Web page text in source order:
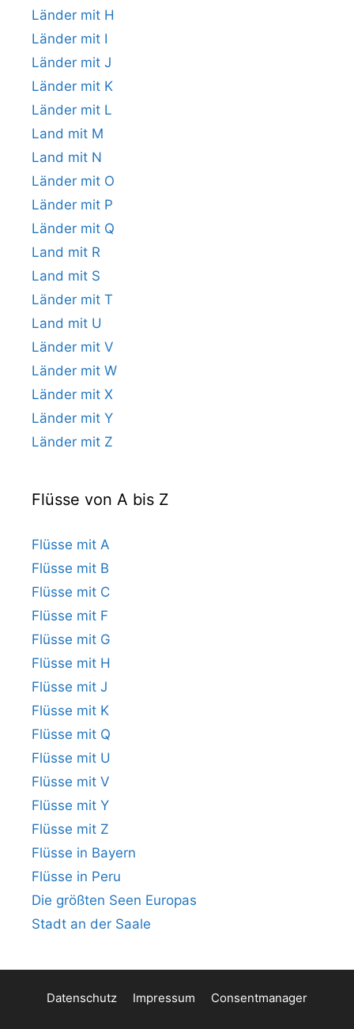
Länder mit H
Länder mit I
Länder mit J
Länder mit K
Länder mit L
Land mit M
Land mit N
Länder mit O
Länder mit P
Länder mit Q
Land mit R
Land mit S
Länder mit T
Land mit U
Länder mit V
Länder mit W
Länder mit X
Länder mit Y
Länder mit Z
Flüsse von A bis Z
Flüsse mit A
Flüsse mit B
Flüsse mit C
Flüsse mit F
Flüsse mit G
Flüsse mit H
Flüsse mit J
Flüsse mit K
Flüsse mit Q
Flüsse mit U
Flüsse mit V
Flüsse mit Y
Flüsse mit Z
Flüsse in Bayern
Flüsse in Peru
Die größten Seen Europas
Stadt an der Saale
Datenschutz Impressum Consentmanager